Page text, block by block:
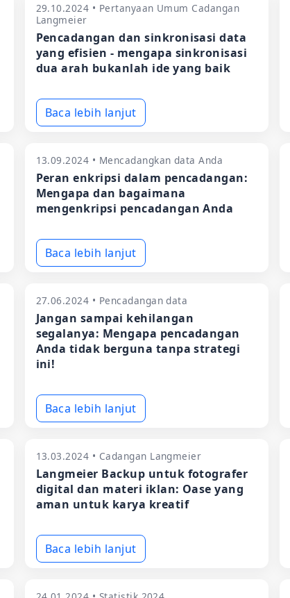
29.10.2024 • Pertanyaan Umum Cadangan
Langmeier
Pencadangan dan sinkronisasi data
yang efisien - mengapa sinkronisasi
dua arah bukanlah ide yang baik
Baca lebih lanjut
13.09.2024 • Mencadangkan data Anda
Peran enkripsi dalam pencadangan:
Mengapa dan bagaimana
mengenkripsi pencadangan Anda
Baca lebih lanjut
27.06.2024 • Pencadangan data
Jangan sampai kehilangan
segalanya: Mengapa pencadangan
Anda tidak berguna tanpa strategi
ini!
Baca lebih lanjut
13.03.2024 • Cadangan Langmeier
Langmeier Backup untuk fotografer
digital dan materi iklan: Oase yang
aman untuk karya kreatif
Baca lebih lanjut